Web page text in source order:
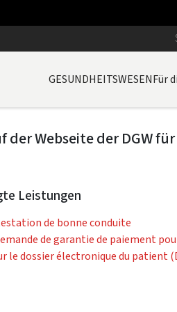
GESUNDHEITSWESENFür
der Webseite der DGW
Leistungen
de bonne conduite
de garantie de paiement
le dossier électronique du patient